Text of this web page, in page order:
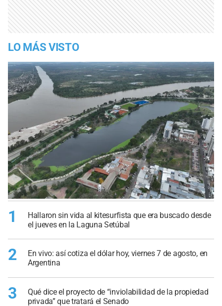
LO MÁS VISTO
1
Hallaron sin vida al kitesurfista que era buscado desde
el jueves en la Laguna Setúbal
2
En vivo: así cotiza el dólar hoy, viernes 7 de agosto, en
Argentina
3
Qué dice el proyecto de “inviolabilidad de la propiedad
privada” que tratará el Senado